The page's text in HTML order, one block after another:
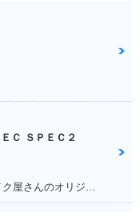
Ｃ ＳＰＥＣ２
満足ポイント:V-tec加速が満足！カラーもバイク屋さんのオリジナルカラーです。